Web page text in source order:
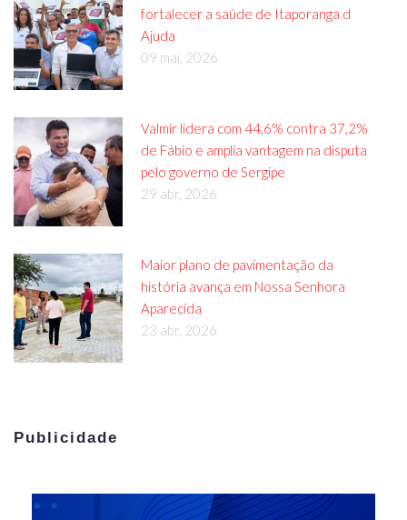
fortalecer a saúde de Itaporanga d
Ajuda
09 mai, 2026
Valmir lidera com 44,6% contra 37,2%
de Fábio e amplia vantagem na disputa
pelo governo de Sergipe
29 abr, 2026
Maior plano de pavimentação da
história avança em Nossa Senhora
Aparecida
23 abr, 2026
Publicidade